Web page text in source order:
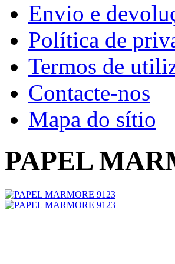
Envio e
Política de
Termos de
Contacte-nos
Mapa do sítio
PAPEL